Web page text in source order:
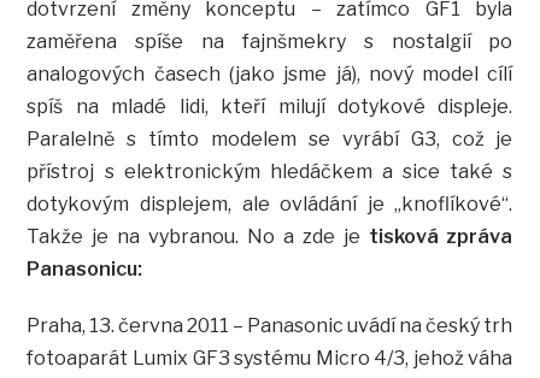
dotvrzení změny konceptu – zatímco GF1 byla
zaměřena spíše na fajnšmekry s nostalgií po
analogových časech (jako jsme já), nový model cílí
spíš na mladé lidi, kteří milují dotykové displeje.
Paralelně s tímto modelem se vyrábí G3, což je
přístroj s elektronickým hledáčkem a sice také s
dotykovým displejem, ale ovládání je „knoflíkové“.
Takže je na vybranou. No a zde je tisková zpráva
Panasonicu:
Praha, 13. června 2011 – Panasonic uvádí na český trh
fotoaparát Lumix GF3 systému Micro 4/3, jehož váha